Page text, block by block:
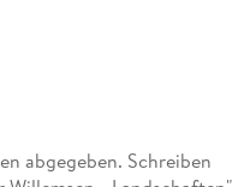
Zuletzt
abgegeben. Schreiben